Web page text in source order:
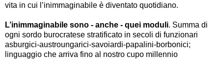
vita in cui l’inimmaginabile è diventato quotidiano.
L’inimmaginabile sono - anche - quei moduli. Summa di
ogni sordo burocratese stratificato in secoli di funzionari
asburgici-austroungarici-savoiardi-papalini-borbonici;
linguaggio che arriva fino al nostro cupo millennio